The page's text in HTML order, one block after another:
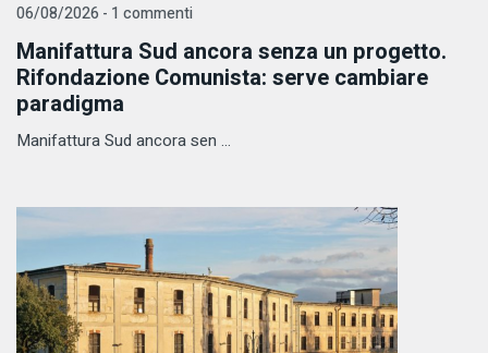
06/08/2026 - 1 commenti
Manifattura Sud ancora senza un progetto.
Rifondazione Comunista: serve cambiare
paradigma
Manifattura Sud ancora sen ...